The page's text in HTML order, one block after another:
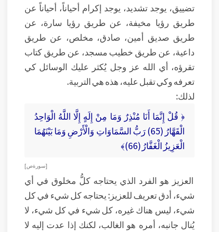
تضييق، يوجد تشديد، يوجد إكرام أحياناً، أحياناً عن
طريق رؤيا مخيفة، عن طريق رؤيا سارة، عن
طريق صديق أمين، صادق، مخلص، عن طريق
داعية، عن طريق خطيب مسجد، عن طريق كتاب
تقرؤه، أي الله عز وجل يُكثر عليك الوسائل كي
تعرفه وكي تقبل عليه، هذه هي التربية.
لذلك:
﴿ قُلْ إِنَّمَا أَنَا مُنْذِرٌ وَمَا مِنْ إِلَهٍ إِلَّا اللَّهُ الْوَاحِدُ
الْقَهَّارُ (65) رَبُّ السَّمَاوَاتِ وَالْأَرْضِ وَمَا بَيْنَهُمَا
الْعَزِيزُ الْغَفَّارُ (66)﴾
[ سورة ص ]
العزيز هو الفرد الذي يحتاجه كلُّ مخلوق في أي
شيء، أدق تعريف للعزيز: يحتاجه كل شيء في كل
شيء، ليس هناك غيره، كل شيء في كل شيء، لا
يُنال جانبه، أمره هو الغالب، لكنك إذا عدت إليه لا